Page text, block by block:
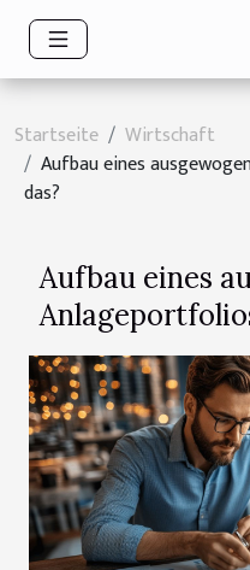
Startseite
Wirtschaft
Aufbau eines
das?
Aufbau eines